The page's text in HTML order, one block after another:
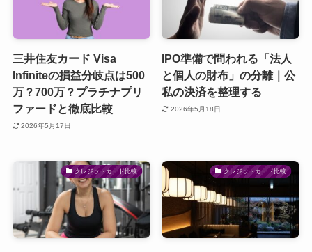
三井住友カード Visa
Infiniteの損益分岐点は500
万？700万？プラチナプリ
ファードと徹底比較
2026年5月17日
IPO準備で問われる「法人
と個人の財布」の分離｜公
私の決済を整理する
2026年5月18日
クレジットカード比較 クレジットカード比較